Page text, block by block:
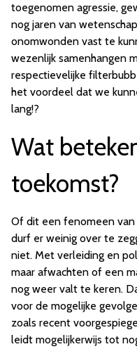
toegenomen agressie,
nog jaren van
onomwonden vast te
wezenlijk samenhangen
respectievelijke
het voordeel dat we
lang!?
Wat
toekomst?
Of dit een fenomeen
durf er weinig over te
niet. Met verleiding en
maar afwachten of een
nog weer valt te keren.
voor de mogelijke
zoals recent
leidt mogelijkerwijs tot